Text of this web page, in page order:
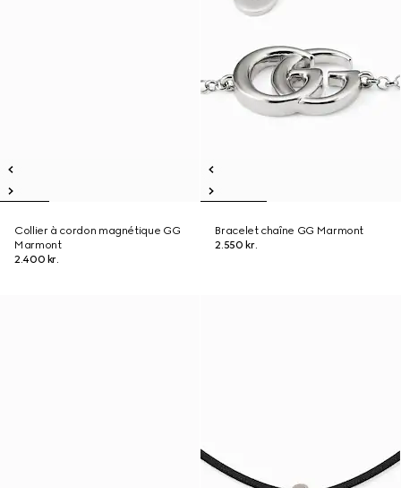
Collier à cordon magnétique GG
Marmont
2.400 kr.
Bracelet chaîne GG Marmont
2.550 kr.